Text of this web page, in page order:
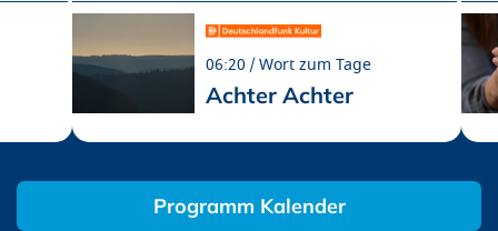
06:20 Wort zum Tage
Achter Achter
Programm Kalender